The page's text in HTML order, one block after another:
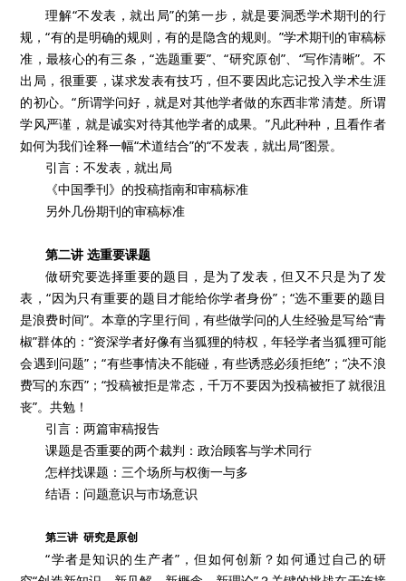
理解“不发表，就出局”的第一步，就是要洞悉学术期刊的行
规，“有的是明确的规则，有的是隐含的规则。”学术期刊的审稿标
准，最核心的有三条，“选题重要”、“研究原创”、“写作清晰”。不
出局，很重要，谋求发表有技巧，但不要因此忘记投入学术生涯
的初心。“所谓学问好，就是对其他学者做的东西非常清楚。所谓
学风严谨，就是诚实对待其他学者的成果。”凡此种种，且看作者
如何为我们诠释一幅“术道结合”的“不发表，就出局”图景。
引言：不发表，就出局
《中国季刊》的投稿指南和审稿标准
另外几份期刊的审稿标准
第二讲 选重要课题
做研究要选择重要的题目，是为了发表，但又不只是为了发
表，“因为只有重要的题目才能给你学者身份”；“选不重要的题目
是浪费时间”。本章的字里行间，有些做学问的人生经验是写给“青
椒”群体的：“资深学者好像有当狐狸的特权，年轻学者当狐狸可能
会遇到问题”；“有些事情决不能碰，有些诱惑必须拒绝”；“决不浪
费写的东西”；“投稿被拒是常态，千万不要因为投稿被拒了就很沮
丧”。共勉！
引言：两篇审稿报告
课题是否重要的两个裁判：政治顾客与学术同行
怎样找课题：三个场所与权衡一与多
结语：问题意识与市场意识
第三讲 研究是原创
“学者是知识的生产者”，但如何创新？如何通过自己的研